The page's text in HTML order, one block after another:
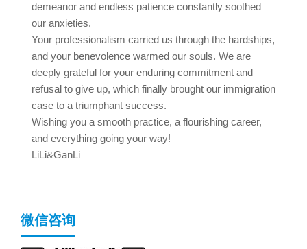
demeanor and endless patience constantly soothed
our anxieties.
Your professionalism carried us through the hardships,
and your benevolence warmed our souls. We are
deeply grateful for your enduring commitment and
refusal to give up, which finally brought our immigration
case to a triumphant success.
Wishing you a smooth practice, a flourishing career,
and everything going your way!
LiLi&GanLi
微信咨询